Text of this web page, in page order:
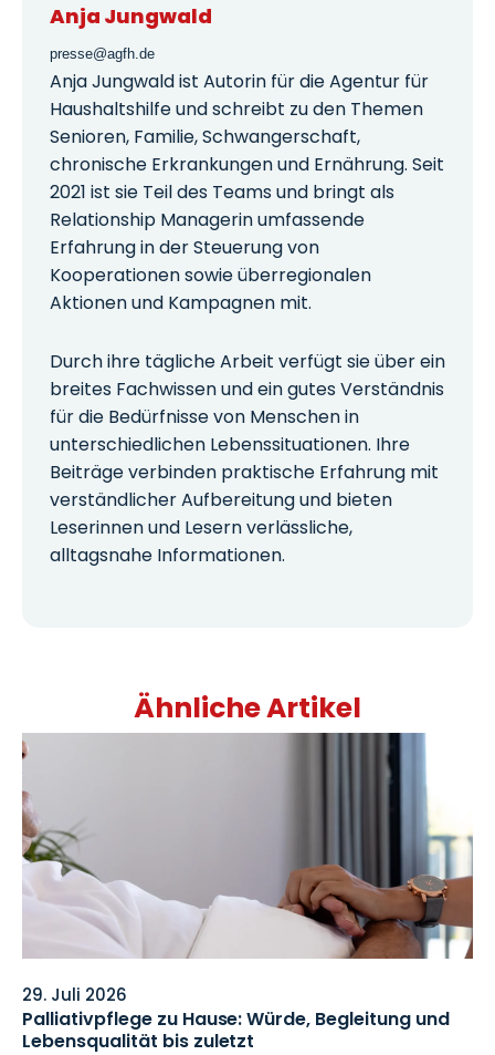
Anja Jungwald
presse@agfh.de
Anja Jungwald ist Autorin für die Agentur für
Haushaltshilfe und schreibt zu den Themen
Senioren, Familie, Schwangerschaft,
chronische Erkrankungen und Ernährung. Seit
2021 ist sie Teil des Teams und bringt als
Relationship Managerin umfassende
Erfahrung in der Steuerung von
Kooperationen sowie überregionalen
Aktionen und Kampagnen mit.
Durch ihre tägliche Arbeit verfügt sie über ein
breites Fachwissen und ein gutes Verständnis
für die Bedürfnisse von Menschen in
unterschiedlichen Lebenssituationen. Ihre
Beiträge verbinden praktische Erfahrung mit
verständlicher Aufbereitung und bieten
Leserinnen und Lesern verlässliche,
alltagsnahe Informationen.
Ähnliche Artikel
29. Juli 2026
Palliativpflege zu Hause: Würde, Begleitung und
Lebensqualität bis zuletzt